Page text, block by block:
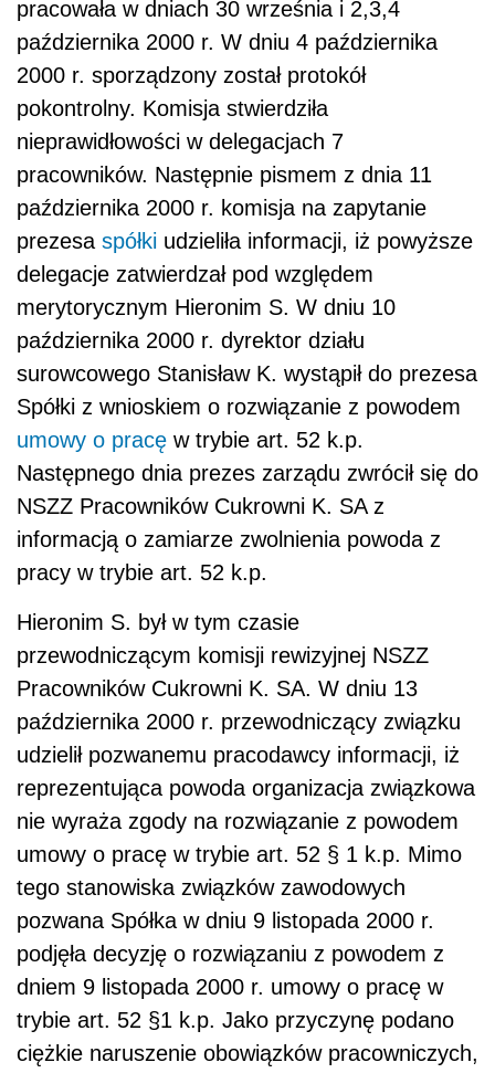
pracowała w dniach 30 września i 2,3,4
października 2000 r. W dniu 4 października
2000 r. sporządzony został protokół
pokontrolny. Komisja stwierdziła
nieprawidłowości w delegacjach 7
pracowników. Następnie pismem z dnia 11
października 2000 r. komisja na zapytanie
prezesa spółki udzieliła informacji, iż powyższe
delegacje zatwierdzał pod względem
merytorycznym Hieronim S. W dniu 10
października 2000 r. dyrektor działu
surowcowego Stanisław K. wystąpił do prezesa
Spółki z wnioskiem o rozwiązanie z powodem
umowy o pracę w trybie art. 52 k.p.
Następnego dnia prezes zarządu zwrócił się do
NSZZ Pracowników Cukrowni K. SA z
informacją o zamiarze zwolnienia powoda z
pracy w trybie art. 52 k.p.
Hieronim S. był w tym czasie
przewodniczącym komisji rewizyjnej NSZZ
Pracowników Cukrowni K. SA. W dniu 13
października 2000 r. przewodniczący związku
udzielił pozwanemu pracodawcy informacji, iż
reprezentująca powoda organizacja związkowa
nie wyraża zgody na rozwiązanie z powodem
umowy o pracę w trybie art. 52 § 1 k.p. Mimo
tego stanowiska związków zawodowych
pozwana Spółka w dniu 9 listopada 2000 r.
podjęła decyzję o rozwiązaniu z powodem z
dniem 9 listopada 2000 r. umowy o pracę w
trybie art. 52 §1 k.p. Jako przyczynę podano
ciężkie naruszenie obowiązków pracowniczych,